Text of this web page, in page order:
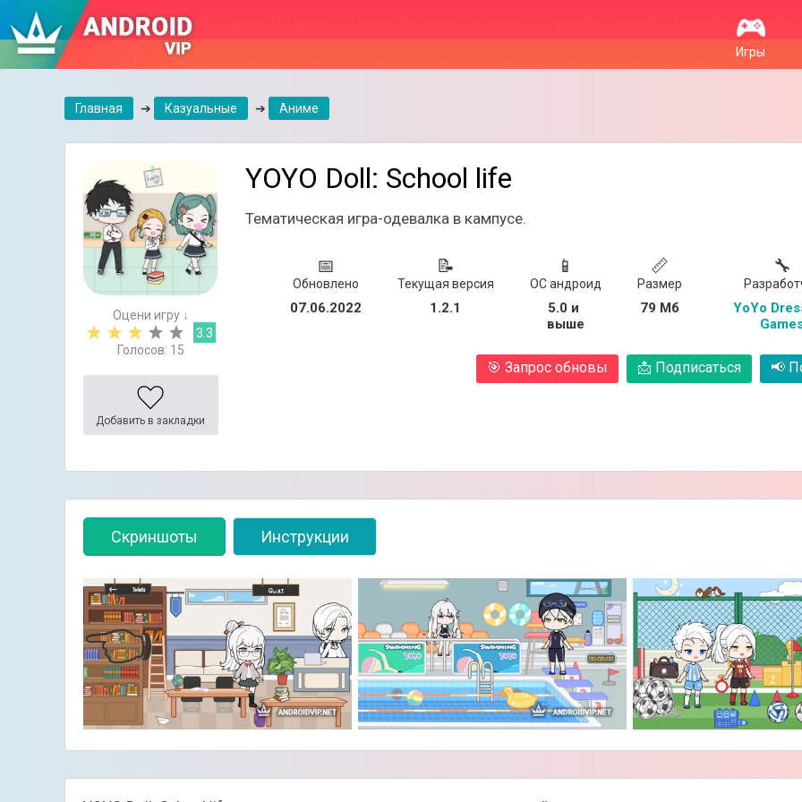
Игры
Главная ➔ Казуальные ➔ Аниме
Оцени игру ↓
3.3
Голосов: 15
Добавить в закладки
YOYO Doll: School life
Тематическая игра-одевалка в кампусе.
📅
Обновлено
07.06.2022
📝
Текущая версия
1.2.1
📱
ОС андроид
5.0 и
выше
📏
Размер
79 Мб
🔧
YoYo
🎯 Запрос обновы 📩 Подписаться 📢
Скриншоты Инструкции
👈